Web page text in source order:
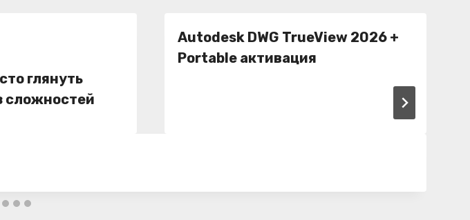
глянуть
сложностей
Autodesk DWG TrueView 2026 +
Portable активация